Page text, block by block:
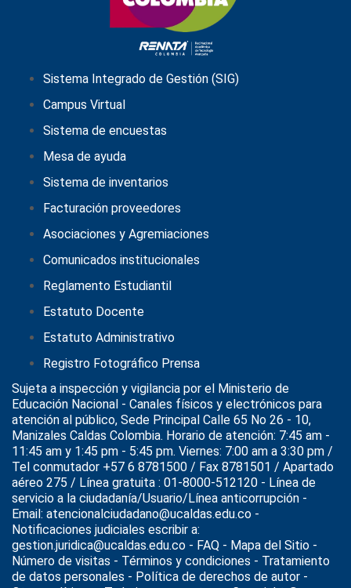
Sistema Integrado de Gestión (SIG)
Campus Virtual
Sistema de encuestas
Mesa de ayuda
Sistema de inventarios
Facturación proveedores
Asociaciones y Agremiaciones
Comunicados institucionales
Reglamento Estudiantil
Estatuto Docente
Estatuto Administrativo
Registro Fotográfico Prensa
Sujeta a inspección y vigilancia por el Ministerio de
Educación Nacional - Canales físicos y electrónicos para
atención al público, Sede Principal Calle 65 No 26 - 10,
Manizales Caldas Colombia. Horario de atención: 7:45 am -
11:45 am y 1:45 pm - 5:45 pm. Viernes: 7:00 am a 3:30 pm /
Tel conmutador +57 6 8781500 / Fax 8781501 / Apartado
aéreo 275 / Línea gratuita : 01-8000-512120 - Línea de
servicio a la ciudadanía/Usuario/Línea anticorrupción -
Email: atencionalciudadano@ucaldas.edu.co -
Notificaciones judiciales escribir a:
gestion.juridica@ucaldas.edu.co - FAQ - Mapa del Sitio -
Número de visitas - Términos y condiciones - Tratamiento
de datos personales - Política de derechos de autor -